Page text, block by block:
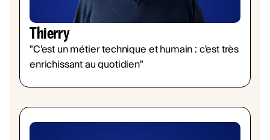
Thierry
"C'est un métier technique et humain : c'est très
enrichissant au quotidien"